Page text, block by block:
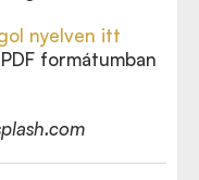
nyelven itt
formátumban